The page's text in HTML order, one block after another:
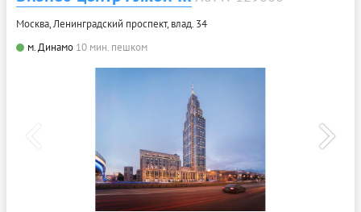
Москва, Ленинградский проспект, влад. 34
м. Динамо 10 мин. пешком